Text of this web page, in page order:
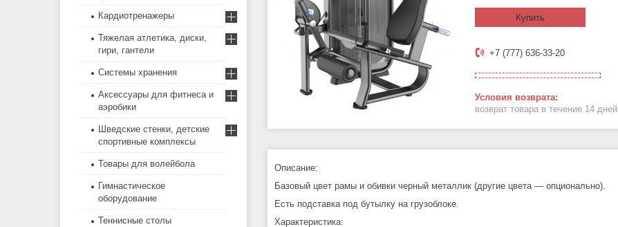
Купить
+7 (777) 636-33-20
возврат товара в течение 14 дней
Описание:
Базовый цвет рамы и обивки черный металлик (другие цвета — опционально).
Есть подставка под бутылку на грузоблоке.
Характеристика:
Кардиотренажеры
Тяжелая атлетика, диски,
гири, гантели
Системы хранения
Аксессуары для фитнеса и
аэробики
Шведские стенки, детские
спортивные комплексы
Товары для волейбола
Гимнастическое
оборудование
Теннисные столы